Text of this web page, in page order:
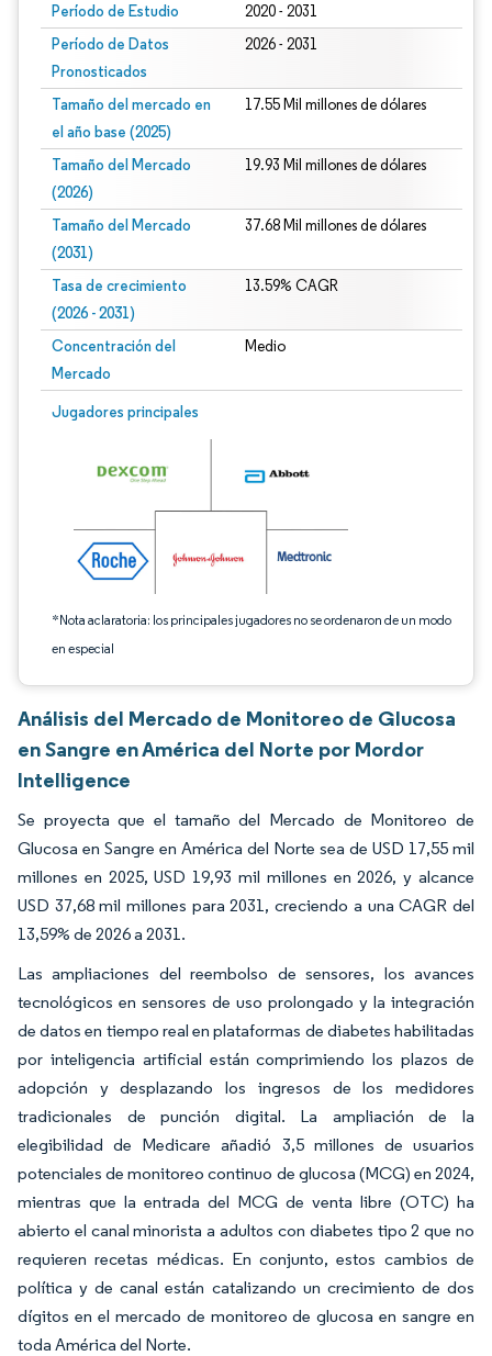
Período de Estudio 2020 - 2031
Período de Datos
Pronosticados
2026 - 2031
Tamaño del mercado en
el año base (2025)
17.55 Mil millones de dólares
Tamaño del Mercado
(2026)
19.93 Mil millones de dólares
Tamaño del Mercado
(2031)
37.68 Mil millones de dólares
Tasa de crecimiento
(2026 - 2031)
13.59% CAGR
Concentración del
Mercado
Medio
Jugadores principales
*Nota aclaratoria: los principales jugadores no se ordenaron de un modo
en especial
Imagen © Mordor Intelligence. El uso requiere atribución según CC BY 4.0.
Análisis del Mercado de Monitoreo de Glucosa
en Sangre en América del Norte por Mordor
Intelligence
Se proyecta que el tamaño del Mercado de Monitoreo de
Glucosa en Sangre en América del Norte sea de USD 17,55 mil
millones en 2025, USD 19,93 mil millones en 2026, y alcance
USD 37,68 mil millones para 2031, creciendo a una CAGR del
13,59% de 2026 a 2031.
Las ampliaciones del reembolso de sensores, los avances
tecnológicos en sensores de uso prolongado y la integración
de datos en tiempo real en plataformas de diabetes habilitadas
por inteligencia artificial están comprimiendo los plazos de
adopción y desplazando los ingresos de los medidores
tradicionales de punción digital. La ampliación de la
elegibilidad de Medicare añadió 3,5 millones de usuarios
potenciales de monitoreo continuo de glucosa (MCG) en 2024,
mientras que la entrada del MCG de venta libre (OTC) ha
abierto el canal minorista a adultos con diabetes tipo 2 que no
requieren recetas médicas. En conjunto, estos cambios de
política y de canal están catalizando un crecimiento de dos
dígitos en el mercado de monitoreo de glucosa en sangre en
toda América del Norte.